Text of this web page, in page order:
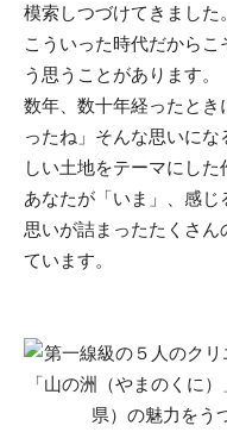
模索しつづけてきました。
こういった時代だから
う思うことがあります。
数年、数十年経ったと
ったね」そんな思いに
しい土地をテーマにした
あなたが「いま」、感じ
思いが詰まったたくさ
ています。